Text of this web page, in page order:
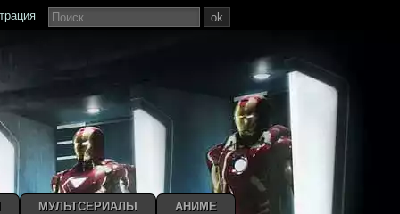
ok
МУЛЬТСЕРИАЛЫ АНИМЕ